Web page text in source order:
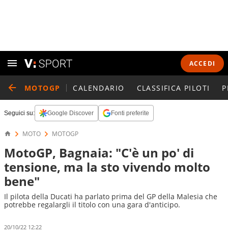
ACCEDI
MOTOGP CALENDARIO CLASSIFICA PILOTI
Seguici su: Google Discover Fonti preferite
MOTO MOTOGP
MotoGP, Bagnaia: "C'è un po' di
tensione, ma la sto vivendo molto
bene"
Il pilota della Ducati ha parlato prima del GP della Malesia che
potrebbe regalargli il titolo con una gara d'anticipo.
20/10/22 12:22